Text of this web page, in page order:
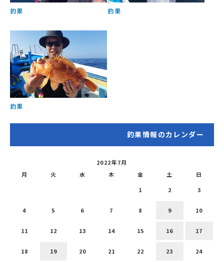
釣果 釣果
釣果
釣果情報のカレンダー
2022年7月
月
火 水 木 金 土 日
1 2 3
4 5 6 7 8 9 10
11 12 13 14 15 16 17
18 19 20 21 22 23 24